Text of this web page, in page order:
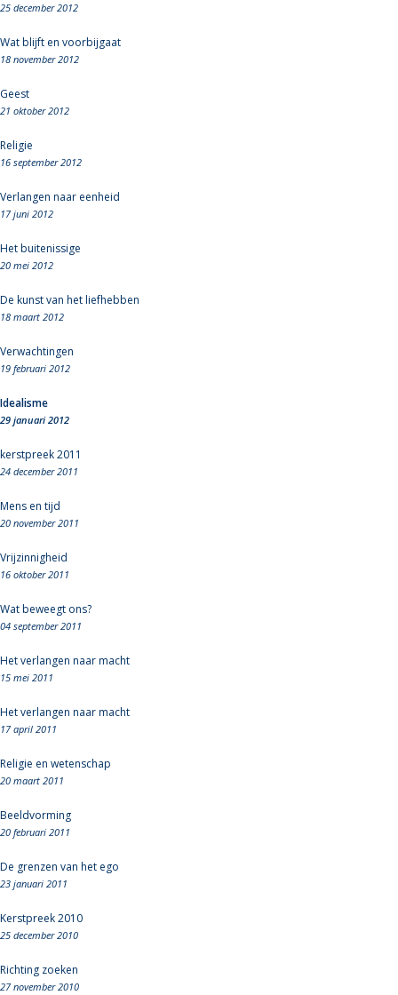
25 december 2012
Wat blijft en voorbijgaat
18 november 2012
Geest
21 oktober 2012
Religie
16 september 2012
Verlangen naar eenheid
17 juni 2012
Het buitenissige
20 mei 2012
De kunst van het liefhebben
18 maart 2012
Verwachtingen
19 februari 2012
Idealisme
29 januari 2012
kerstpreek 2011
24 december 2011
Mens en tijd
20 november 2011
Vrijzinnigheid
16 oktober 2011
Wat beweegt ons?
04 september 2011
Het verlangen naar macht
15 mei 2011
Het verlangen naar macht
17 april 2011
Religie en wetenschap
20 maart 2011
Beeldvorming
20 februari 2011
De grenzen van het ego
23 januari 2011
Kerstpreek 2010
25 december 2010
Richting zoeken
27 november 2010